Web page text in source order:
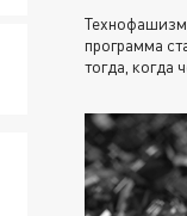
Технофашизм
программа
тогда, когда